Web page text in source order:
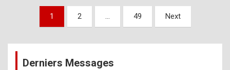
a
Pagination
publications
1 2 … 49 Next
Derniers Messages